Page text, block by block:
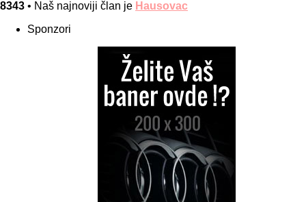
8343 • Naš najnoviji član je Hausovac
Sponzori